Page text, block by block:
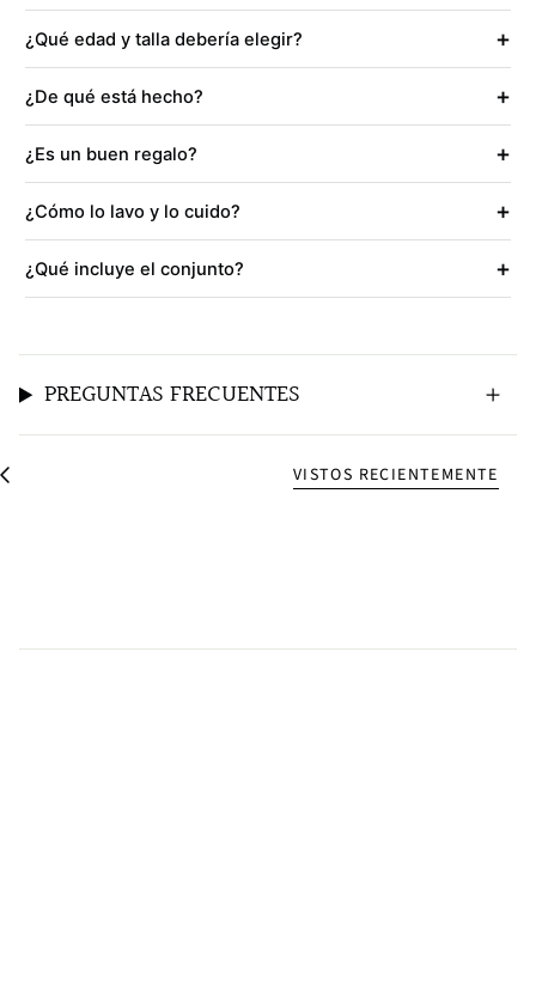
¿Qué edad y talla debería elegir? +
¿De qué está hecho? +
¿Es un buen regalo? +
¿Cómo lo lavo y lo cuido? +
¿Qué incluye el conjunto? +
PREGUNTAS FRECUENTES
VISTOS RECIENTEMENTE